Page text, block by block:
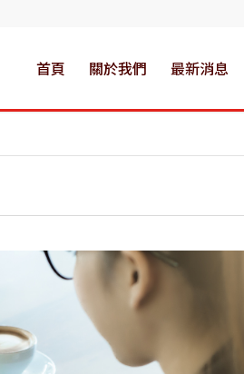
首頁 關於我們 最新消息